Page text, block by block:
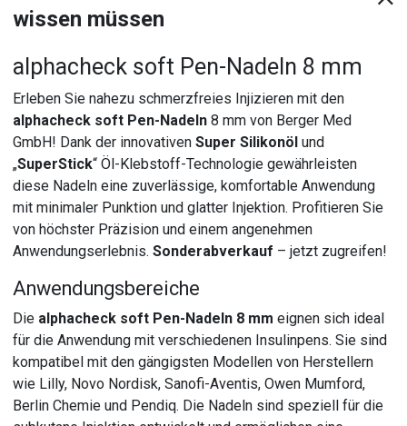
wissen müssen
alphacheck soft Pen-Nadeln 8 mm
Erleben Sie nahezu schmerzfreies Injizieren mit den
alphacheck soft Pen-Nadeln 8 mm von Berger Med
GmbH! Dank der innovativenSuper Silikonöl und
„SuperStick“ Öl-Klebstoff-Technologie gewährleisten
diese Nadeln eine zuverlässige, komfortable Anwendung
mit minimaler Punktion und glatter Injektion. Profitieren Sie
von höchster Präzision und einem angenehmen
Anwendungserlebnis.Sonderabverkauf – jetzt zugreifen!
Anwendungsbereiche
Die alphacheck soft Pen-Nadeln 8 mm eignen sich ideal
für die Anwendung mit verschiedenen Insulinpens. Sie sind
kompatibel mit den gängigsten Modellen von Herstellern
wie Lilly, Novo Nordisk, Sanofi-Aventis, Owen Mumford,
Berlin Chemie und Pendiq. Die Nadeln sind speziell für die